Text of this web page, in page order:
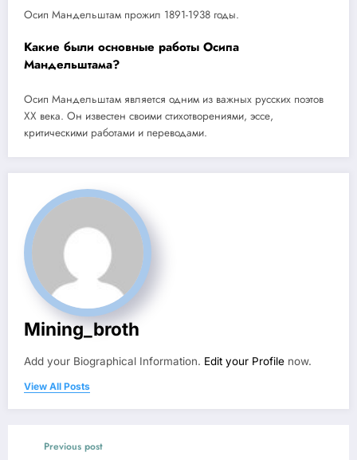
Осип Мандельштам прожил 1891-1938 годы.
Какие были основные работы Осипа
Мандельштама?
Осип Мандельштам является одним из важных русских поэтов
XX века. Он известен своими стихотворениями, эссе,
критическими работами и переводами.
Mining_broth
Add your Biographical Information. Edit your Profile now.
View All Posts
Previous post